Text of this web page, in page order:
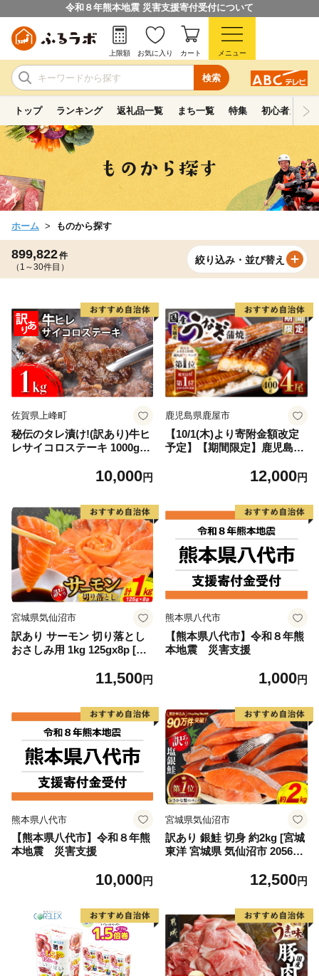
令和８年熊本地震 災害支援寄付受付について
検索
上限額 お気に入り カート メニュー
トップ ランキング 返礼品一覧 まち一覧 特集 初心者ガイド
ホーム ものから探す
899,822件
（1～30件目）
絞り込み・並び替え
佐賀県上峰町
秘伝のタレ漬け!(訳あり)牛ヒ
レサイコロステーキ 1000g
10,000円
鹿児島県鹿屋市
【10/1(木)より寄附金額改定
予定】【期間限定】鹿児島県
12,000円
宮城県気仙沼市
訳あり サーモン 切り落とし
おさしみ用 1kg 125gx8p [足
4313] 魚 魚介類 鮭 お刺し身
介
11,500円
熊本県八代市
【熊本県八代市】令和８年熊
本地震 災害支援
1,000円
熊本県八代市
【熊本県八代市】令和８年熊
本地震 災害支援
10,000円
宮城県気仙沼市
訳あり 銀鮭 切身 約2kg [宮城
東洋 宮城県 気仙沼市 205649
格外 不揃い さけ サケ 鮭切身
切り身 魚 わけあり
12,500円